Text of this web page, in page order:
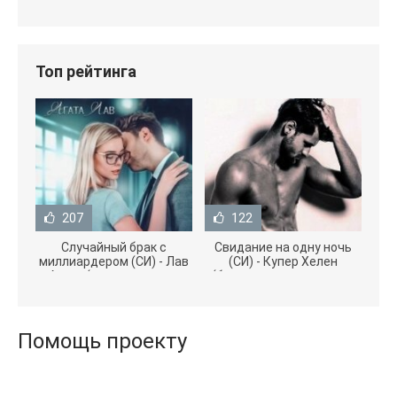
Топ рейтинга
207
Случайный брак с
миллиардером (СИ) - Лав
Агата (полная версия
122
Свидание на одну ночь
(СИ) - Купер Хелен
(бесплатные серии книг
Помощь проекту